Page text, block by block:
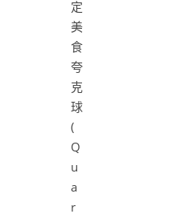
夸
克
球
(
Q
u
a
r